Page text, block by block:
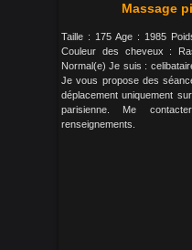
Massage
Taille : 175 Age : 1985
Couleur des cheveux :
Normal(e) Je suis :
Je vous propose des
déplacement uniquement
parisienne. Me
renseignements.